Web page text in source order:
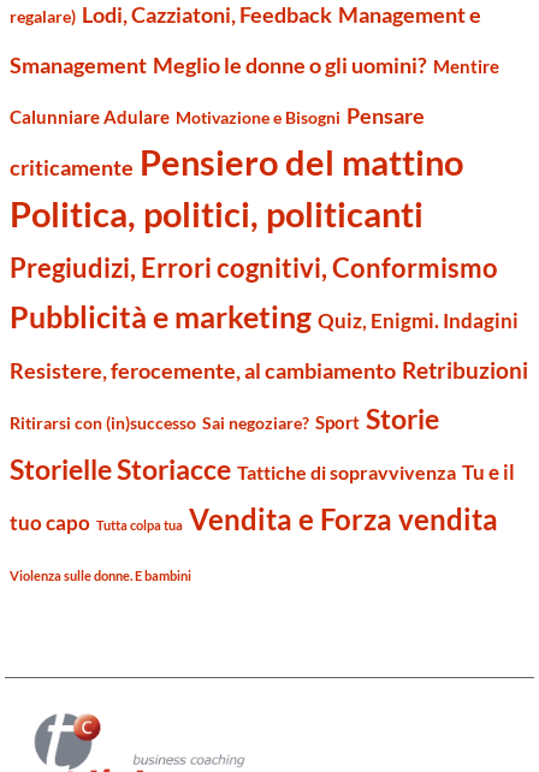
regalare) Lodi, Cazziatoni, Feedback Management e
Smanagement Meglio le donne o gli uomini? Mentire
Calunniare Adulare Motivazione e Bisogni Pensare
criticamente Pensiero del mattino
Politica, politici, politicanti
Pregiudizi, Errori cognitivi, Conformismo
Pubblicità e marketing Quiz, Enigmi. Indagini
Resistere, ferocemente, al cambiamento Retribuzioni
Ritirarsi con (in)successo Sai negoziare? Sport Storie
Storielle Storiacce Tattiche di sopravvivenza Tu e il
tuo capo Tutta colpa tua Vendita e Forza vendita
Violenza sulle donne. E bambini